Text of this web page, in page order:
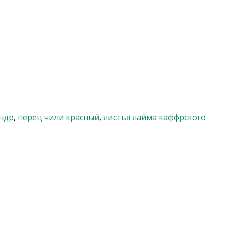
, перец чили красный, листья лайма каффрского